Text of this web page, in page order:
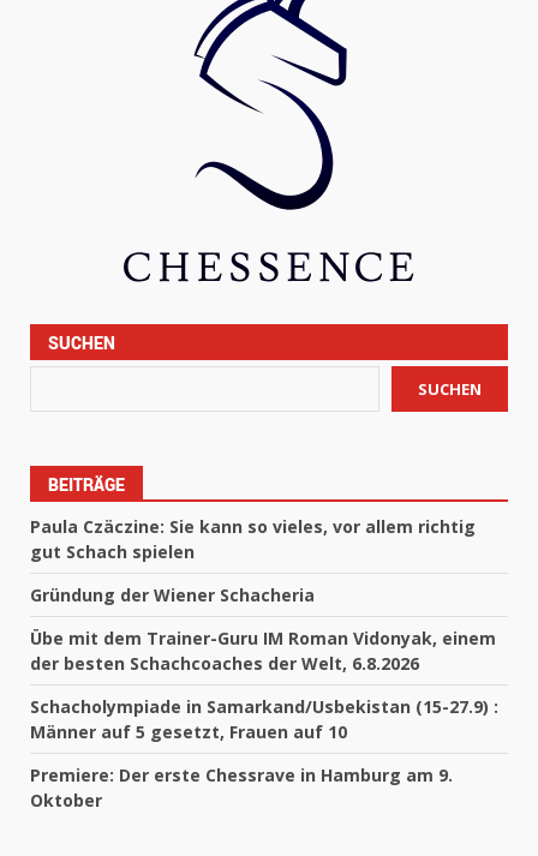
SUCHEN
SUCHEN
BEITRÄGE
Paula Czäczine: Sie kann so vieles, vor allem richtig
gut Schach spielen
Gründung der Wiener Schacheria
Übe mit dem Trainer-Guru IM Roman Vidonyak, einem
der besten Schachcoaches der Welt, 6.8.2026
Schacholympiade in Samarkand/Usbekistan (15-27.9) :
Männer auf 5 gesetzt, Frauen auf 10
Premiere: Der erste Chessrave in Hamburg am 9.
Oktober